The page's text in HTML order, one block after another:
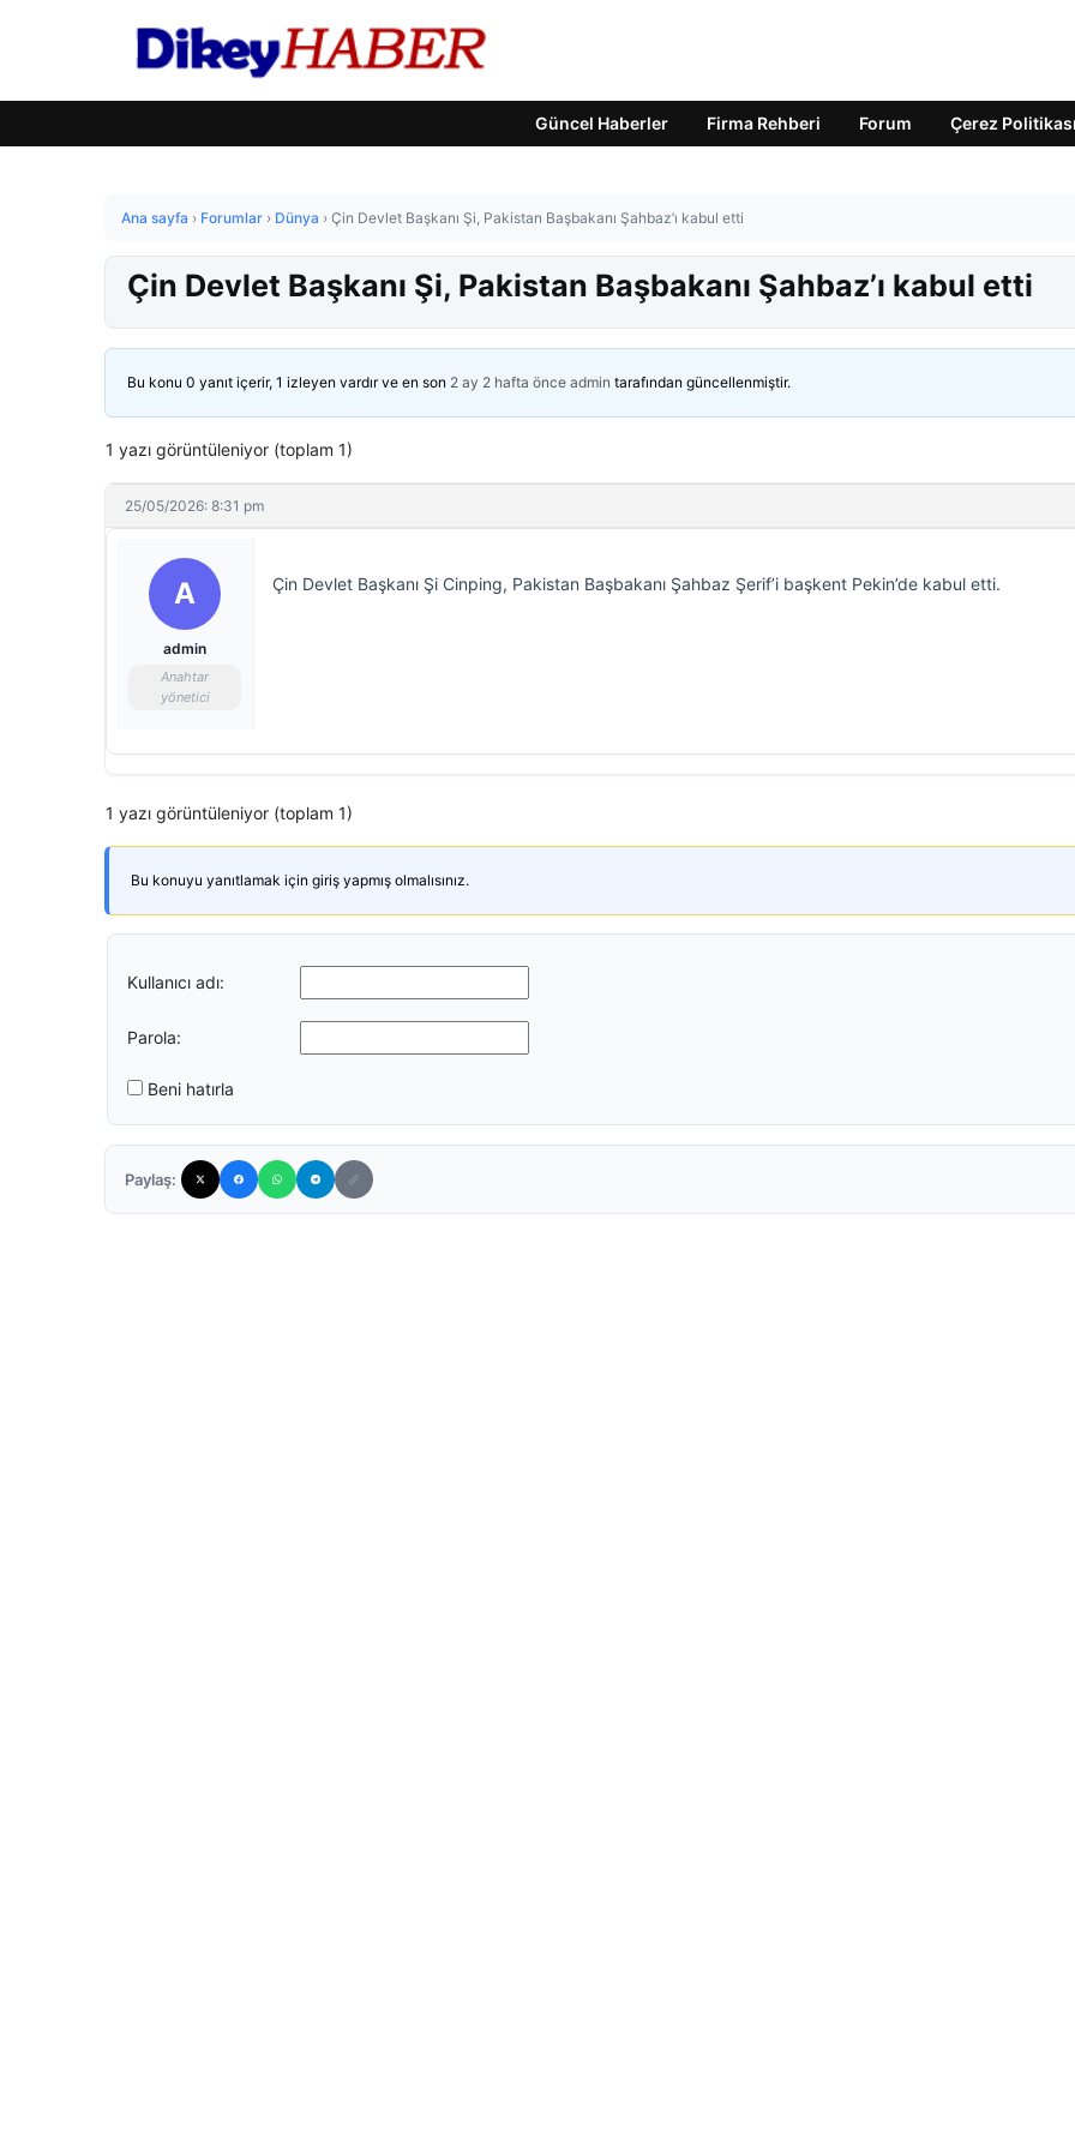
Güncel Haberler Firma Rehberi Forum Çerez Politikası
Ana sayfa › Forumlar › Dünya › Çin Devlet Başkanı Şi, Pakistan Başbakanı Şahbaz’ı kabul etti
Çin Devlet Başkanı Şi, Pakistan Başbakanı Şahbaz’ı kabul etti
Bu konu 0 yanıt içerir, 1 izleyen vardır ve en son 2 ay 2 hafta önce admin tarafından güncellenmiştir.
1 yazı görüntüleniyor (toplam 1)
25/05/2026: 8:31 pm
A
admin
Anahtar
yönetici
Çin Devlet Başkanı Şi Cinping, Pakistan Başbakanı Şahbaz Şerif’i başkent Pekin’de kabul etti.
1 yazı görüntüleniyor (toplam 1)
Bu konuyu yanıtlamak için giriş yapmış olmalısınız.
Kullanıcı adı:
Parola:
Beni hatırla
Paylaş: